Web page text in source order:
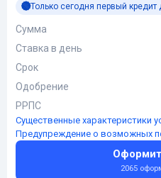
Только сегодня первый кредит
Сумма
Ставка в день
Срок
Одобрение
РРПС
Существенные характеристики
Предупреждение о возможных
2065